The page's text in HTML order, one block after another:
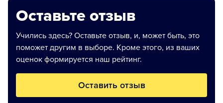
Оставьте отзыв
Учились здесь? Оставьте отзыв, и, может быть, это
поможет другим в выборе. Кроме этого, из ваших
оценок формируется наш рейтинг.
Оставить отзыв